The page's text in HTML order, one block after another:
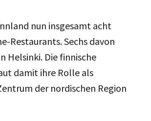
nun insgesamt acht
Restaurants. Sechs davon
Helsinki. Die finnische
damit ihre Rolle als
der nordischen Region